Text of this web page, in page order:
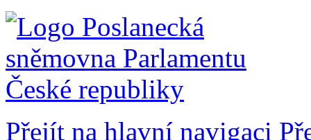
Přejít na hlavní navigaci